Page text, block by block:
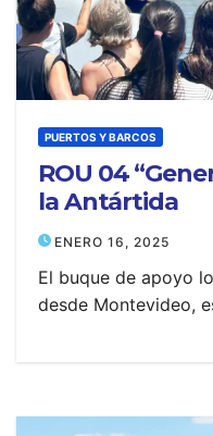
PUERTOS Y BARCOS
ROU 04
la Antártida
ENERO 16, 2025
El buque de apoyo
desde Montevideo,